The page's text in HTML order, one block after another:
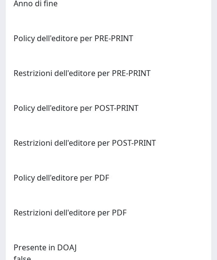
Anno di fine
Policy dell'editore per PRE-PRINT
Restrizioni dell'editore per PRE-PRINT
Policy dell'editore per POST-PRINT
Restrizioni dell'editore per POST-PRINT
Policy dell'editore per PDF
Restrizioni dell'editore per PDF
Presente in DOAJ